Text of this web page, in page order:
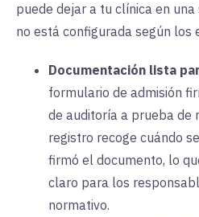
puede dejar a tu clínica en
no está configurada según los
Documentación lista
formulario de admisión
de auditoría a prueba de
registro recoge cuándo
firmó el documento, lo
claro para los
normativo.